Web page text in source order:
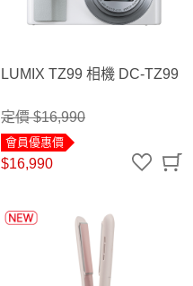
LUMIX TZ99 相機 DC-TZ99
定價 $16,990
會員優惠價
$16,990